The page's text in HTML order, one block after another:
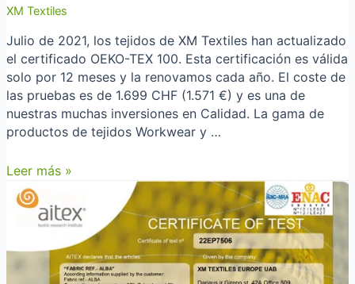
XM Textiles
Julio de 2021, los tejidos de XM Textiles han actualizado
el certificado OEKO-TEX 100. Esta certificación es válida
solo por 12 meses y la renovamos cada año. El coste de
las pruebas es de 1.699 CHF (1.571 €) y es una de
nuestras muchas inversiones en Calidad. La gama de
productos de tejidos Workwear y …
XM
Textiles
actualiza
certificado
OEKO-
Leer más »